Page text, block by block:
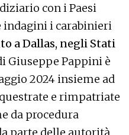
con i Paesi
indagini i carabinieri
a Dallas, negli Stati
Giuseppe Pappini è
2024 insieme ad
e rimpatriate
da procedura
parte delle autorità